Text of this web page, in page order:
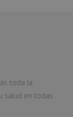
toda la
salud en todas